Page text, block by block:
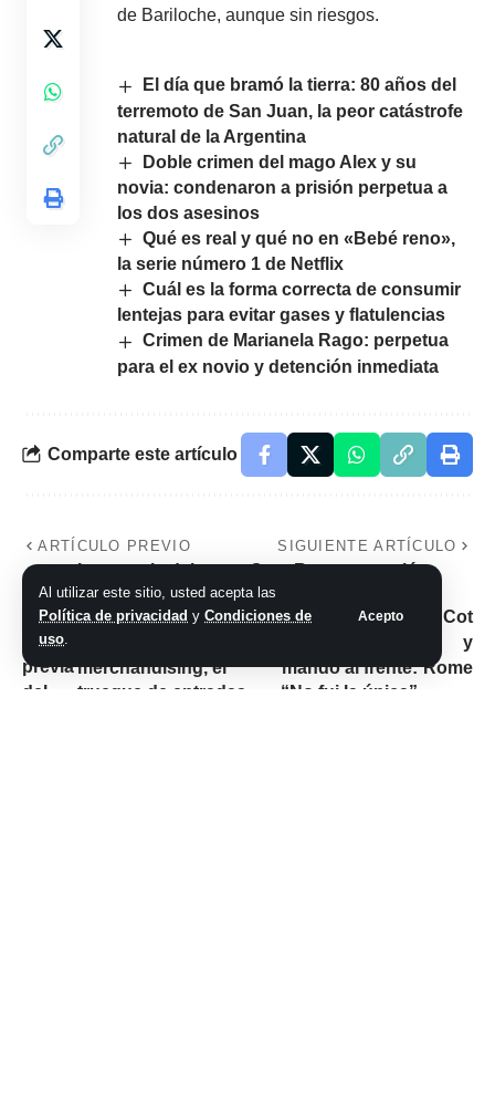
Al utilizar este sitio, usted acepta las
Política de privacidad y Condiciones de
uso.
Acepto
de Bariloche, aunque sin riesgos.
El día que bramó la tierra: 80 años del
terremoto de San Juan, la peor catástrofe
natural de la Argentina
Doble crimen del mago Alex y su
novia: condenaron a prisión perpetua a
los dos asesinos
Qué es real y qué no en «Bebé reno»,
la serie número 1 de Netflix
Cuál es la forma correcta de consumir
lentejas para evitar gases y flatulencias
Crimen de Marianela Rago: perpetua
para el ex novio y detención inmediata
Comparte este artículo
ARTÍCULO PREVIO
Las previa del
segundo show de
Taylor Swift:
merchandising, el
trueque de entradas
SIGUIENTE ARTÍCULO
Coty Romero reveló
con Marcos
mandó al frente:
“No fui la única”